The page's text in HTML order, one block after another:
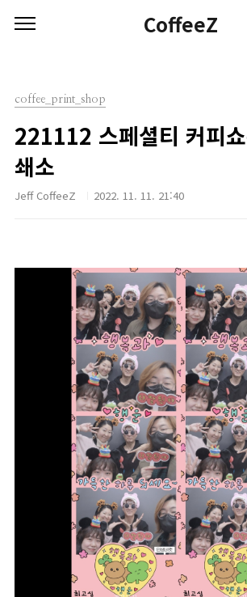
CoffeeZ
coffee_print_shop
221112 스페셜티 커피
쇄소
Jeff CoffeeZ 2022. 11. 11. 21:40